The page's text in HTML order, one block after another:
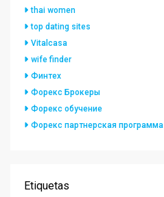
thai women
top dating sites
Vitalcasa
wife finder
Финтех
Форекс Брокеры
Форекс обучение
Форекс партнерская программа
Etiquetas